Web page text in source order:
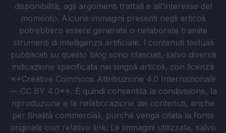
disponibilità, agli argomenti trattati e all’interesse del
momento. Alcune immagini presenti negli articoli
potrebbero essere generate o rielaborate tramite
strumenti di intelligenza artificiale. I contenuti testuali
pubblicati su questo blog sono rilasciati, salvo diversa
indicazione specificata nei singoli articoli, con licenza
**Creative Commons Attribuzione 4.0 Internazionale
— CC BY 4.0**. È quindi consentita la condivisione, la
riproduzione e la rielaborazione dei contenuti, anche
per finalità commerciali, purché venga citata la fonte
originale con relativo link. Le immagini utilizzate, salvo